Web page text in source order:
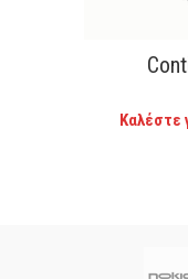
Καλέστε